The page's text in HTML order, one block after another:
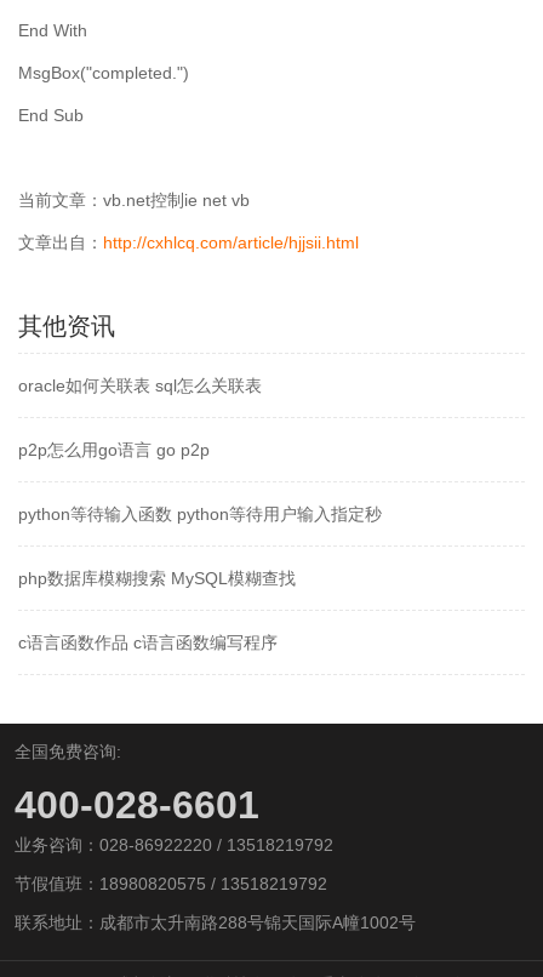
End With
MsgBox("completed.")
End Sub
当前文章：vb.net控制ie net vb
文章出自： http://cxhlcq.com/article/hjjsii.html
其他资讯
oracle如何关联表 sql怎么关联表
p2p怎么用go语言 go p2p
python等待输入函数 python等待用户输入指定秒
php数据库模糊搜索 MySQL模糊查找
c语言函数作品 c语言函数编写程序
全国免费咨询:
400-028-6601
业务咨询：028-86922220 / 13518219792
节假值班：18980820575 / 13518219792
联系地址：成都市太升南路288号锦天国际A幢1002号